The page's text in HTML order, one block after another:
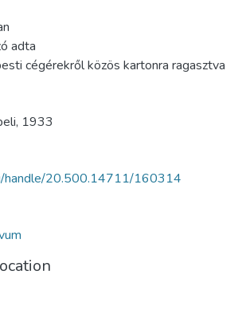
adta
cégérekről közös kartonra ragasztva
, 1933
handle/20.500.14711/160314